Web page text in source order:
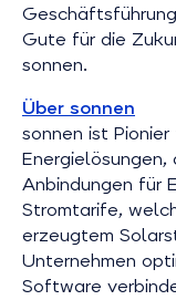
Gute für die
sonnen.
Über sonnen
sonnen ist
Energielösungen,
Anbindungen für
Stromtarife,
erzeugtem
Unternehmen
Software